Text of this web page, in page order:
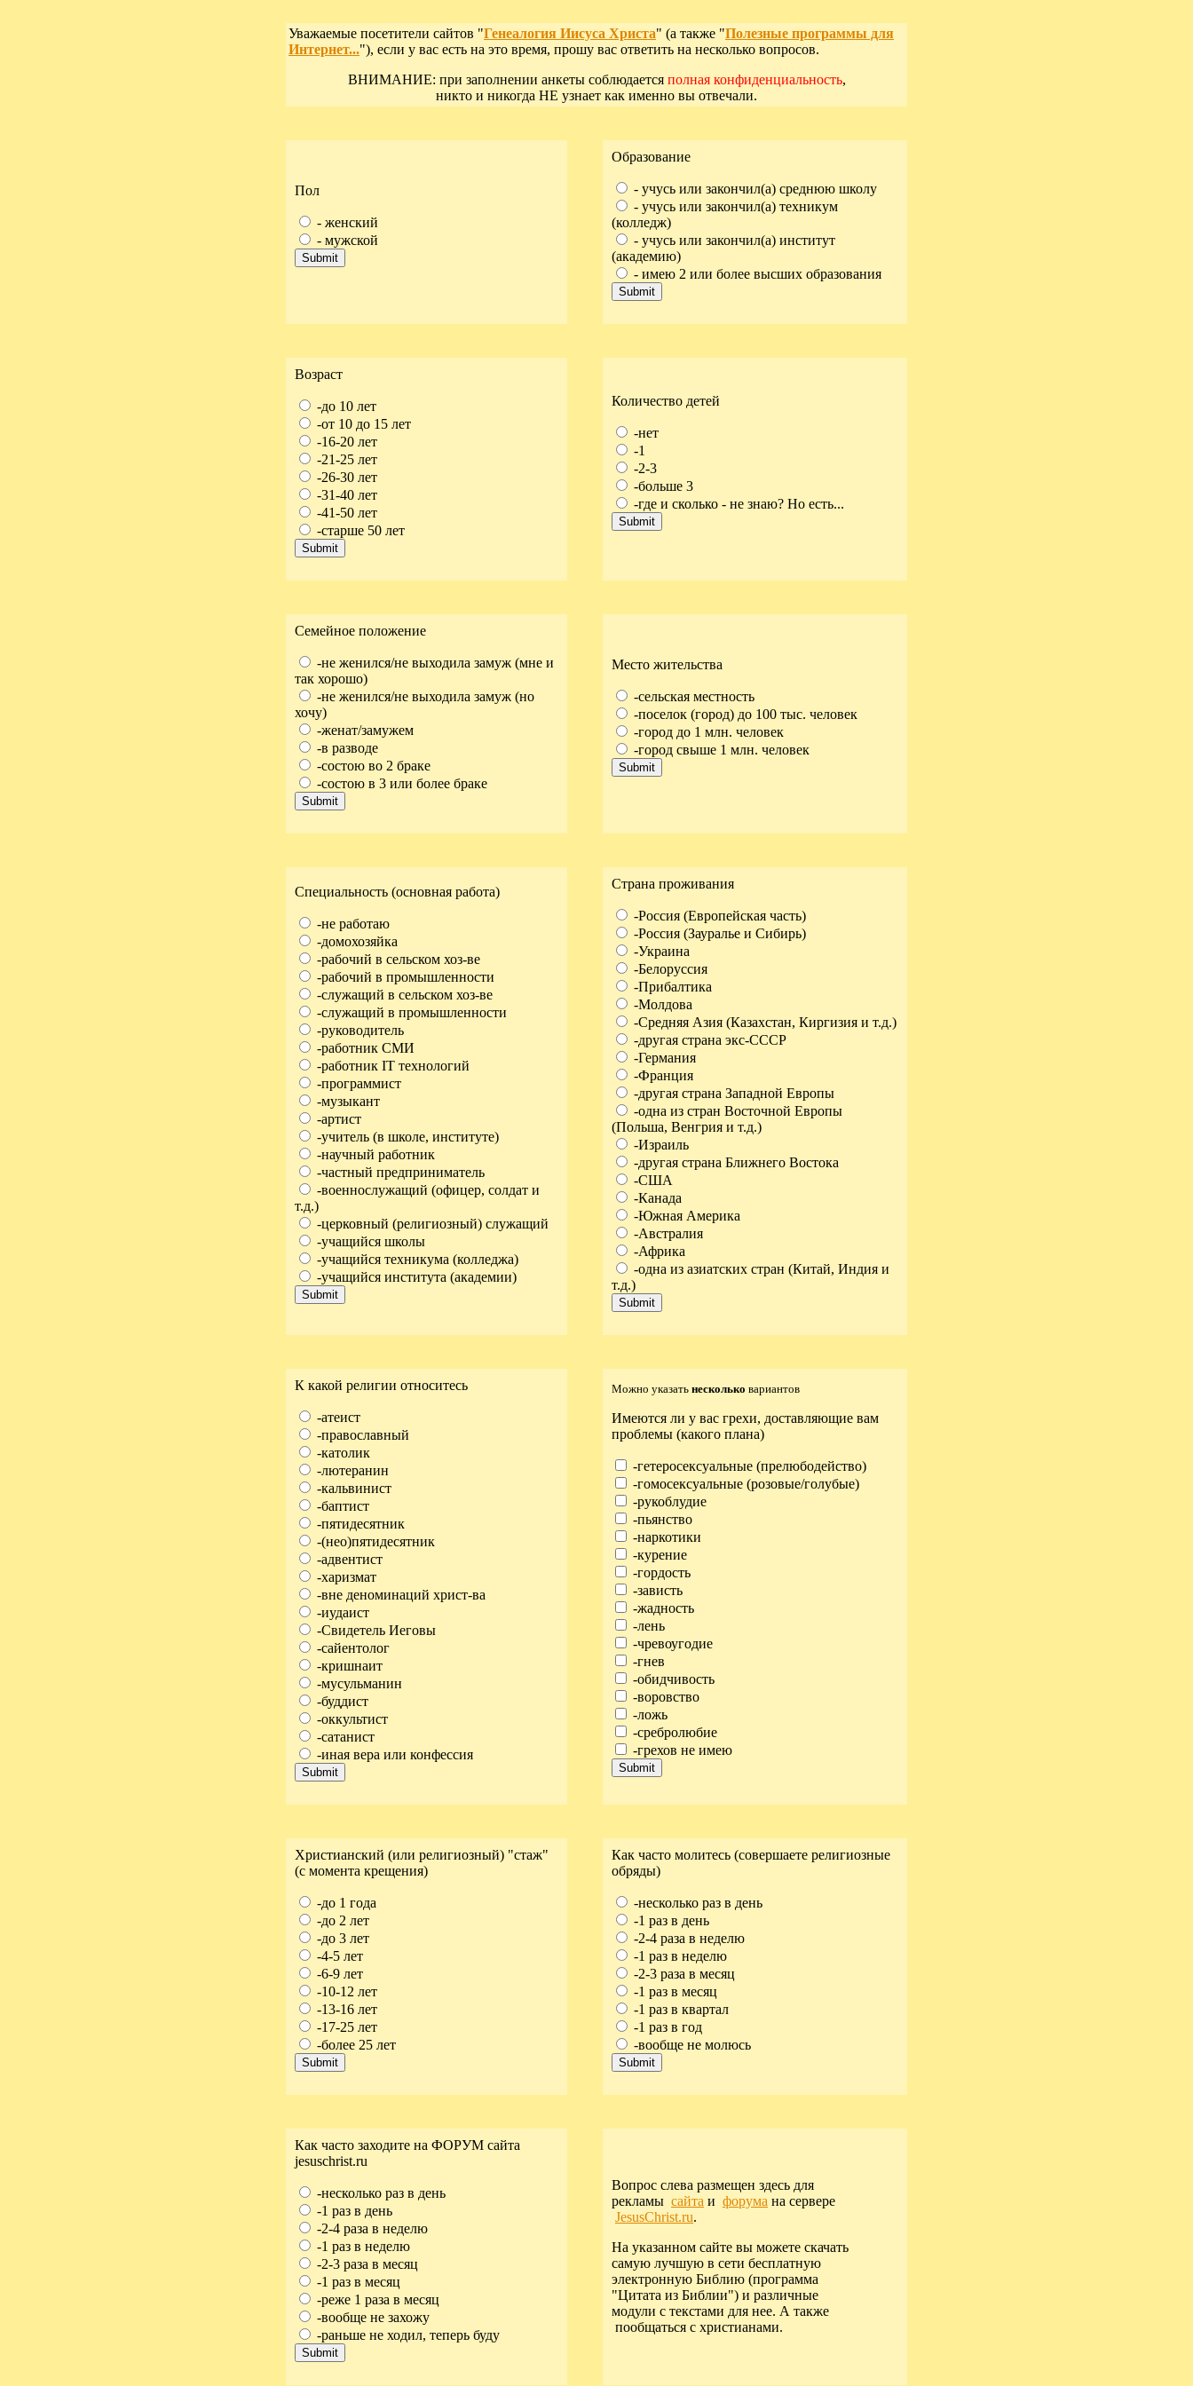
Уважаемые посетители сайтов "Генеалогия Иисуса Христа" (а также "Полезные программы для
Интернет..."), если у вас есть на это время, прошу вас ответить на несколько вопросов.
ВНИМАНИЕ: при заполнении анкеты соблюдается полная конфиденциальность,
никто и никогда НЕ узнает как именно вы отвечали.
Пол
- женский
- мужской
Образование
- учусь или закончил(а) среднюю школу
- учусь или закончил(а) техникум
(колледж)
- учусь или закончил(а) институт
(академию)
- имею 2 или более высших образования
Возраст
-до 10 лет
-от 10 до 15 лет
-16-20 лет
-21-25 лет
-26-30 лет
-31-40 лет
-41-50 лет
-старше 50 лет
Количество детей
-нет
-1
-2-3
-больше 3
-где и сколько - не знаю? Но есть...
Семейное положение
-не женился/не выходила замуж (мне и
так хорошо)
-не женился/не выходила замуж (но
хочу)
-женат/замужем
-в разводе
-состою во 2 браке
-состою в 3 или более браке
Место жительства
-сельская местность
-поселок (город) до 100 тыс. человек
-город до 1 млн. человек
-город свыше 1 млн. человек
Специальность (основная работа)
-не работаю
-домохозяйка
-рабочий в сельском хоз-ве
-рабочий в промышленности
-служащий в сельском хоз-ве
-служащий в промышленности
-руководитель
-работник СМИ
-работник IT технологий
-программист
-музыкант
-артист
-учитель (в школе, институте)
-научный работник
-частный предприниматель
-военнослужащий (офицер, солдат и
т.д.)
-церковный (религиозный) служащий
-учащийся школы
-учащийся техникума (колледжа)
-учащийся института (академии)
Страна проживания
-Россия (Европейская часть)
-Россия (Зауралье и Сибирь)
-Украина
-Белоруссия
-Прибалтика
-Молдова
-Средняя Азия (Казахстан, Киргизия и т.д.)
-другая страна экс-СССР
-Германия
-Франция
-другая страна Западной Европы
-одна из стран Восточной Европы
(Польша, Венгрия и т.д.)
-Израиль
-другая страна Ближнего Востока
-США
-Канада
-Южная Америка
-Австралия
-Африка
-одна из азиатских стран (Китай, Индия и
т.д.)
К какой религии относитесь
-атеист
-православный
-католик
-лютеранин
-кальвинист
-баптист
-пятидесятник
-(нео)пятидесятник
-адвентист
-харизмат
-вне деноминаций христ-ва
-иудаист
-Свидетель Иеговы
-сайентолог
-кришнаит
-мусульманин
-буддист
-оккультист
-сатанист
-иная вера или конфессия
Можно указать несколько вариантов
Имеются ли у вас грехи, доставляющие вам
проблемы (какого плана)
-гетеросексуальные (прелюбодейство)
-гомосексуальные (розовые/голубые)
-рукоблудие
-пьянство
-наркотики
-курение
-гордость
-зависть
-жадность
-лень
-чревоугодие
-гнев
-обидчивость
-воровство
-ложь
-сребролюбие
-грехов не имею
Христианский (или религиозный) "стаж"
(с момента крещения)
-до 1 года
-до 2 лет
-до 3 лет
-4-5 лет
-6-9 лет
-10-12 лет
-13-16 лет
-17-25 лет
-более 25 лет
Как часто молитесь (совершаете религиозные
обряды)
-несколько раз в день
-1 раз в день
-2-4 раза в неделю
-1 раз в неделю
-2-3 раза в месяц
-1 раз в месяц
-1 раз в квартал
-1 раз в год
-вообще не молюсь
Как часто заходите на ФОРУМ сайта
jesuschrist.ru
-несколько раз в день
-1 раз в день
-2-4 раза в неделю
-1 раз в неделю
-2-3 раза в месяц
-1 раз в месяц
-реже 1 раза в месяц
-вообще не захожу
-раньше не ходил, теперь буду
Вопрос слева размещен здесь для
рекламы сайта и форума на сервере
JesusChrist.ru.
На указанном сайте вы можете скачать
самую лучшую в сети бесплатную
электронную Библию (программа
"Цитата из Библии") и различные
модули с текстами для нее. А также
пообщаться с христианами.